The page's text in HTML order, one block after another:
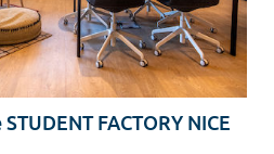
FACTORY NICE